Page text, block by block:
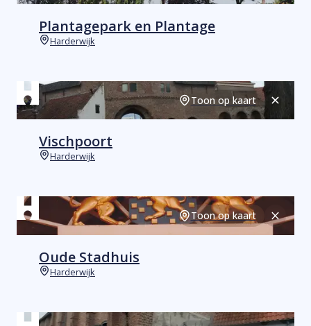
Plantagepark en Plantage
Harderwijk
Toon op kaart Sluiten
Vischpoort
Harderwijk
Toon op kaart Sluiten
Oude Stadhuis
Harderwijk